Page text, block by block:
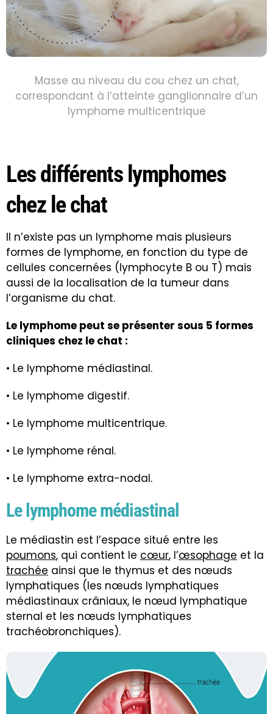
Masse au niveau du cou chez un chat,
correspondant à l’atteinte ganglionnaire d’un
lymphome multicentrique
Les différents lymphomes
chez le chat
Il n’existe pas un lymphome mais plusieurs
formes de lymphome, en fonction du type de
cellules concernées (lymphocyte B ou T) mais
aussi de la localisation de la tumeur dans
l’organisme du chat.
Le lymphome peut se présenter sous 5 formes
cliniques chez le chat :
• Le lymphome médiastinal.
• Le lymphome digestif.
• Le lymphome multicentrique.
• Le lymphome rénal.
• Le lymphome extra-nodal.
Le lymphome médiastinal
Le médiastin est l’espace situé entre les
poumons, qui contient le cœur, l’œsophage et la
trachée ainsi que le thymus et des nœuds
lymphatiques (les nœuds lymphatiques
médiastinaux crâniaux, le nœud lymphatique
sternal et les nœuds lymphatiques
trachéobronchiques).